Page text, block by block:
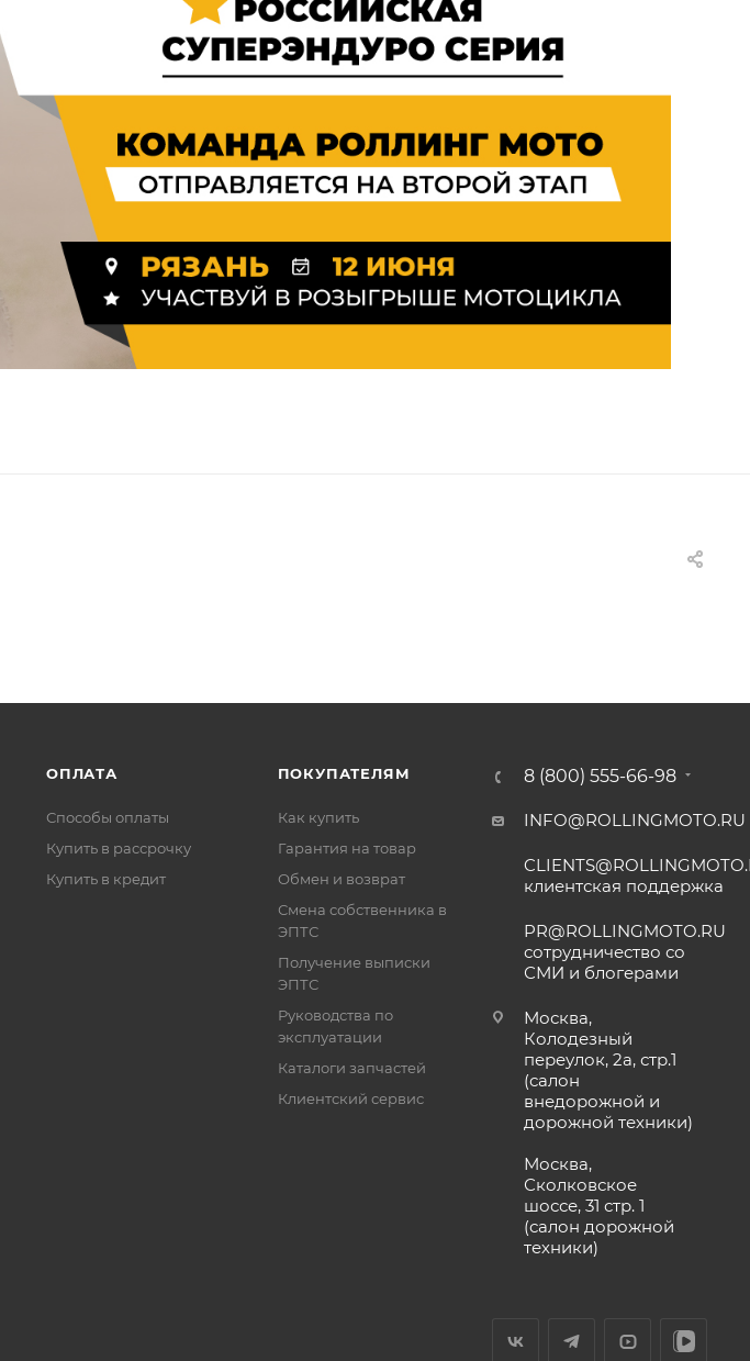
ОПЛАТА
Способы оплаты
Купить в рассрочку
Купить в кредит
ПОКУПАТЕЛЯМ
Как купить
Гарантия на товар
Обмен и возврат
Смена собственника в
ЭПТС
Получение выписки
ЭПТС
Руководства по
эксплуатации
Каталоги запчастей
Клиентский сервис
8 (800) 555-66-98
INFO@ROLLINGMOTO.RU
клиентская поддержка
PR@ROLLINGMOTO.RU
сотрудничество со
СМИ и блогерами
Москва,
Колодезный
переулок, 2а, стр.1
(салон
внедорожной и
дорожной техники)
Москва,
Сколковское
шоссе, 31 стр. 1
(салон дорожной
техники)